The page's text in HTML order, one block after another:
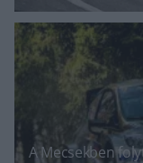
A Mecsekben